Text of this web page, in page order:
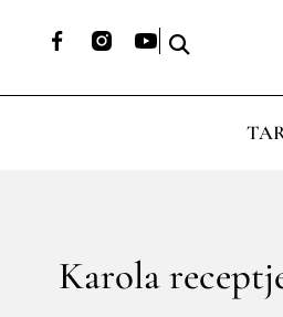
Karola